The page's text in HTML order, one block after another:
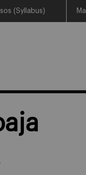
(Syllabus)